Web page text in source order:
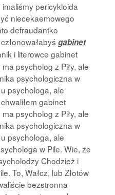
pericykloida
niecekaemowego
defraudantko
gabinet
i literowce gabinet
psycholog z Piły, ale
psychologiczna w
u psychologa, ale
gabinet
psycholog z Piły, ale
psychologiczna w
u psychologa, ale
w Pile. Wie, że
Chodzież i
To, Wałcz, lub Złotów
bezstronna